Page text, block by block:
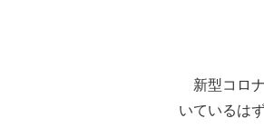
新型コロナ
いているは